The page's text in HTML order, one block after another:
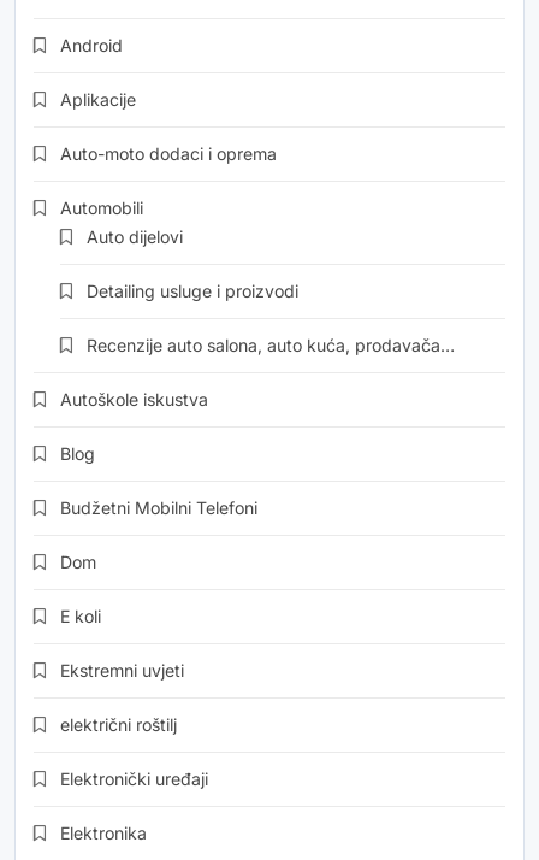
Android
Aplikacije
Auto-moto dodaci i oprema
Automobili
Auto dijelovi
Detailing usluge i proizvodi
Recenzije auto salona, auto kuća, prodavača…
Autoškole iskustva
Blog
Budžetni Mobilni Telefoni
Dom
E koli
Ekstremni uvjeti
električni roštilj
Elektronički uređaji
Elektronika